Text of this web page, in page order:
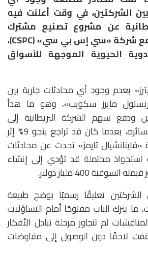
الشركتين، في وقت أعلنت فيه
عن مشروع تصنيع مشترك
جديد في الصين مع شركة «سي إس بي سي» (CSPC)،
الحيوية الموجهة للأسواق
بعدم وجود أي محادثات جارية بين
مايرز سكويب»، وهو ما هدأ
ودفع سهم الشركة البريطانية إلى
تعويض جزء من خسائره، بعدما كان قد تراجع بنحو 9% إثر
«فاينانشيال تايمز» تحدث عن محادثات
محتملة قد تؤدي إلى إنشاء
400 مليار دولار.
تعليقًا رسميًا يوضح طبيعة
ما يترك الباب مفتوحًا أمام التساؤلات
لم تتجاوز مرحلة تبادل الأفكار
لاحقًا دون الوصول إلى مفاوضات